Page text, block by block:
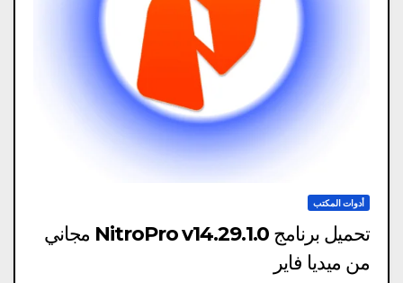
أدوات المكتب
تحميل برنامج NitroPro v14.29.1.0 مجاني
من ميديا ​​فاير